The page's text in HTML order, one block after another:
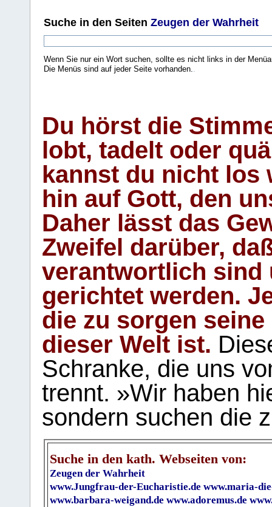
Suche in den Seiten Zeugen der Wahrheit
Wenn Sie nur ein Wort suchen, sollte es nicht links in der
Die Menüs sind auf jeder Seite vorhanden.
Du hörst die
lobt, tadelt oder
kannst du nicht los
hin auf Gott, den
Daher lässt das
Zweifel darüber,
verantwortlich sind
gerichtet werden.
die zu sorgen
dieser Welt ist.
Schranke, die uns
trennt. »Wir haben
sondern suchen die
Suche in den kath. Webseiten von:
Zeugen der Wahrheit
www.Jungfrau-der-Eucharistie.de www.maria-
www.barbara-weigand.de www.adoremus.de